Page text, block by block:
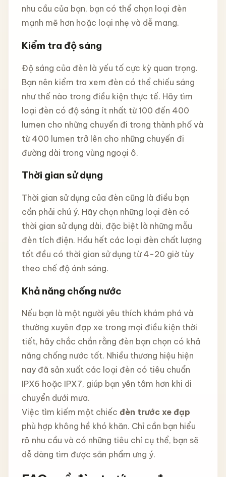
nhu cầu của bạn, bạn có thể chọn loại đèn
mạnh mẽ hơn hoặc loại nhẹ và dễ mang.
Kiểm tra độ sáng
Độ sáng của đèn là yếu tố cực kỳ quan trọng.
Bạn nên kiểm tra xem đèn có thể chiếu sáng
như thế nào trong điều kiện thực tế. Hãy tìm
loại đèn có độ sáng ít nhất từ 100 đến 400
lumen cho những chuyến đi trong thành phố và
từ 400 lumen trở lên cho những chuyến đi
đường dài trong vùng ngoại ô.
Thời gian sử dụng
Thời gian sử dụng của đèn cũng là điều bạn
cần phải chú ý. Hãy chọn những loại đèn có
thời gian sử dụng dài, đặc biệt là những mẫu
đèn tích điện. Hầu hết các loại đèn chất lượng
tốt đều có thời gian sử dụng từ 4-20 giờ tùy
theo chế độ ánh sáng.
Khả năng chống nước
Nếu bạn là một người yêu thích khám phá và
thường xuyên đạp xe trong mọi điều kiện thời
tiết, hãy chắc chắn rằng đèn bạn chọn có khả
năng chống nước tốt. Nhiều thương hiệu hiện
nay đã sản xuất các loại đèn có tiêu chuẩn
IPX6 hoặc IPX7, giúp bạn yên tâm hơn khi di
chuyển dưới mưa.
Việc tìm kiếm một chiếc đèn trước xe đạp
phù hợp không hề khó khăn. Chỉ cần bạn hiểu
rõ nhu cầu và có những tiêu chí cụ thể, bạn sẽ
dễ dàng tìm được sản phẩm ưng ý.